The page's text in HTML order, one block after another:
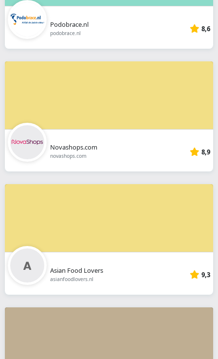
Podobrace.nl
podobrace.nl 8,6
Novashops.com
novashops.com 8,9
Asian Food Lovers
asianfoodlovers.nl 9,3